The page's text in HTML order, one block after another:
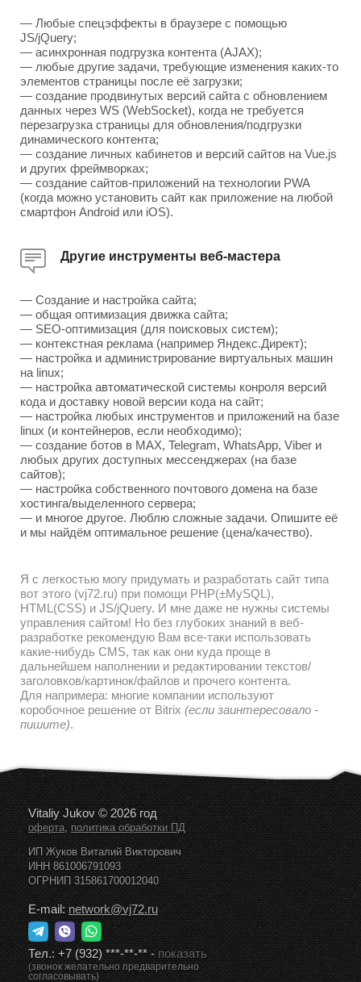
— Любые спецэффекты в браузере с помощью
JS/jQuery;
— асинхронная подгрузка контента (AJAX);
— любые другие задачи, требующие изменения каких-то
элементов страницы после её загрузки;
— создание продвинутых версий сайта с обновлением
данных через WS (WebSocket), когда не требуется
перезагрузка страницы для обновления/подгрузки
динамического контента;
— создание личных кабинетов и версий сайтов на Vue.js
и других фреймворках;
— создание сайтов-приложений на технологии PWA
(когда можно установить сайт как приложение на любой
смартфон Android или iOS).
Другие инструменты веб-мастера
— Создание и настройка сайта;
— общая оптимизация движка сайта;
— SEO-оптимизация (для поисковых систем);
— контекстная реклама (например Яндекс.Директ);
— настройка и администрирование виртуальных машин
на linux;
— настройка автоматической системы конроля версий
кода и доставку новой версии кода на сайт;
— настройка любых инструментов и приложений на базе
linux (и контейнеров, если необходимо);
— создание ботов в MAX, Telegram, WhatsApp, Viber и
любых других доступных мессенджерах (на базе
сайтов);
— настройка собственного почтового домена на базе
хостинга/выделенного сервера;
— и многое другое. Люблю сложные задачи. Опишите её
и мы найдём оптимальное решение (цена/качество).
Я с легкостью могу придумать и разработать сайт типа
вот этого (vj72.ru) при помощи PHP(±MySQL),
HTML(CSS) и JS/jQuery. И мне даже не нужны системы
управления сайтом! Но без глубоких знаний в веб-
разработке рекомендую Вам все-таки использовать
какие-нибудь CMS, так как они куда проще в
дальнейшем наполнении и редактировании текстов/
заголовков/картинок/файлов и прочего контента.
Для напримера: многие компании используют
коробочное решение от Bitrix (если заинтересовало -
пишите).
Vitaliy Jukov © 2026 год
оферта,политика обработки ПД
ИП Жуков Виталий Викторович
ИНН 861006791093
ОГРНИП 315861700012040
E-mail:network@vj72.ru
Тел.:+7 (932) ***-**-**-показать
(звонок желательно предварительно
согласовывать)